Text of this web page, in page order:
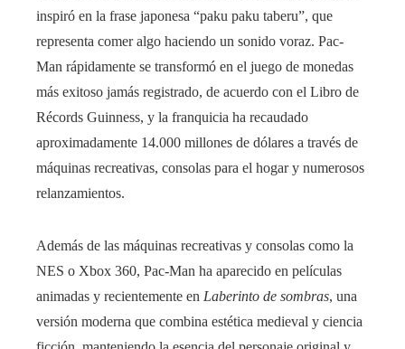
inspiró en la frase japonesa “paku paku taberu”, que
representa comer algo haciendo un sonido voraz. Pac-
Man rápidamente se transformó en el juego de monedas
más exitoso jamás registrado, de acuerdo con el Libro de
Récords Guinness, y la franquicia ha recaudado
aproximadamente 14.000 millones de dólares a través de
máquinas recreativas, consolas para el hogar y numerosos
relanzamientos.
Además de las máquinas recreativas y consolas como la
NES o Xbox 360, Pac-Man ha aparecido en películas
animadas y recientemente en Laberinto de sombras, una
versión moderna que combina estética medieval y ciencia